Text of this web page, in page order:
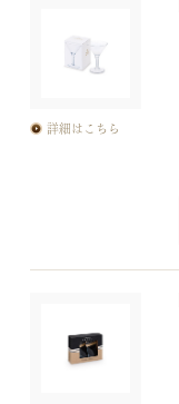
詳細はこちら